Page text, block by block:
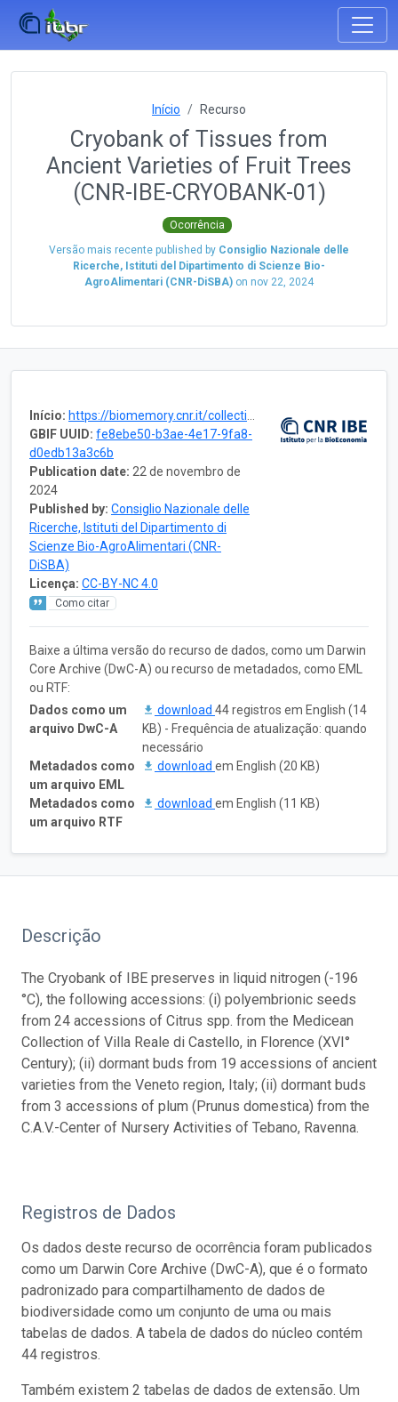
Início Recurso
Cryobank of Tissues from
Ancient Varieties of Fruit Trees
(CNR-IBE-CRYOBANK-01)
Ocorrência
Versão mais recente published by Consiglio Nazionale delle
Ricerche, Istituti del Dipartimento di Scienze Bio-
AgroAlimentari (CNR-DiSBA) on nov 22, 2024
Início: https://biomemory.cnr.it/collections/CNR-IBE-CRYOBANK
GBIF UUID: fe8ebe50-b3ae-4e17-9fa8-
d0edb13a3c6b
Publication date: 22 de novembro de
2024
Published by: Consiglio Nazionale delle
Ricerche, Istituti del Dipartimento di
Scienze Bio-AgroAlimentari (CNR-
DiSBA)
Licença: CC-BY-NC 4.0
Como citar
Baixe a última versão do recurso de dados, como um Darwin
Core Archive (DwC-A) ou recurso de metadados, como EML
ou RTF:
Dados como um
arquivo DwC-A
download 44 registros em English (14
KB) - Frequência de atualização: quando
necessário
Metadados como
um arquivo EML
download em English (20 KB)
Metadados como
um arquivo RTF
download em English (11 KB)
Descrição
The Cryobank of IBE preserves in liquid nitrogen (-196
°C), the following accessions: (i) polyembrionic seeds
from 24 accessions of Citrus spp. from the Medicean
Collection of Villa Reale di Castello, in Florence (XVI°
Century); (ii) dormant buds from 19 accessions of ancient
varieties from the Veneto region, Italy; (ii) dormant buds
from 3 accessions of plum (Prunus domestica) from the
C.A.V.-Center of Nursery Activities of Tebano, Ravenna.
Registros de Dados
Os dados deste recurso de ocorrência foram publicados
como um Darwin Core Archive (DwC-A), que é o formato
padronizado para compartilhamento de dados de
biodiversidade como um conjunto de uma ou mais
tabelas de dados. A tabela de dados do núcleo contém
44 registros.
Também existem 2 tabelas de dados de extensão. Um